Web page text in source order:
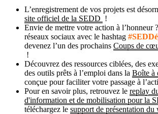
L’enregistrement de vos projets est
site officiel de la SEDD !
Envie de mettre votre action à l’honneur
réseaux sociaux avec le hashtag
devenez l’un des prochains Coups de
!
Découvrez des ressources ciblées, des
des outils prêts à l’emploi dans la Boîte à
conçue pour faciliter votre passage à
Pour en savoir plus, retrouvez le replay
d'information et de mobilisation pour la
téléchargez le support de présentation du